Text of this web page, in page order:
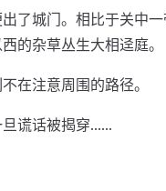
了城门。相比于关中
的杂草丛生大相迳庭。
在注意周围的路径。
旦谎话被揭穿……